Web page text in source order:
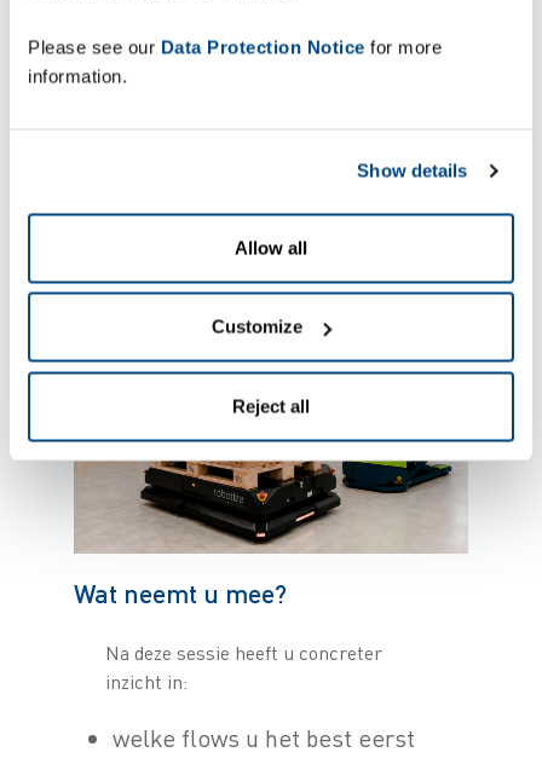
Please see our Data Protection Notice for more
information.
Show details
Allow all
Customize
Reject all
schaalbare manier om interne
transportstromen efficiënter, veiliger
met meer toegevoegde waarde, fouten
te verminderen en sneller toe te
werken naar rendement.
Wat neemt u mee?
Na deze sessie heeft u concreter
inzicht in:
welke flows u het best eerst